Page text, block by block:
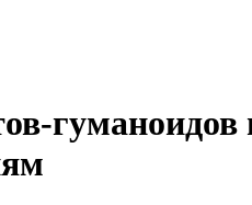
гуманоидов